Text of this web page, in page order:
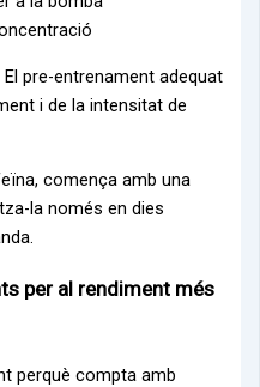
pre-entrenament adequat
i de la intensitat de
comença amb una
la només en dies
per al rendiment més
perquè compta amb